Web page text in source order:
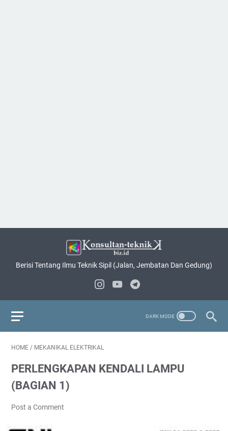
Berisi Tentang Ilmu Teknik Sipil (Jalan, Jembatan Dan Gedung)
HOME / MEKANIKAL ELEKTRIKAL
PERLENGKAPAN KENDALI LAMPU
(BAGIAN 1)
Post a Comment